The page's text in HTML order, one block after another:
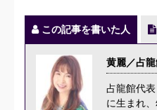
この記事を書いた人
黄麗／占
占龍館代
に生まれ